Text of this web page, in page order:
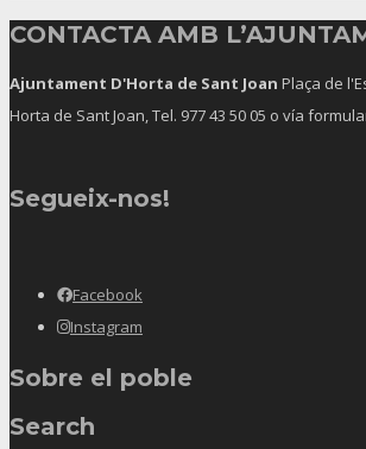
CONTACTA AMB
Ajuntament D'Horta de Sant Joan Plaça de
Horta de Sant Joan, Tel. 977 43 50 05 o vía
Segueix-nos!
Facebook
Instagram
Sobre el poble
Search